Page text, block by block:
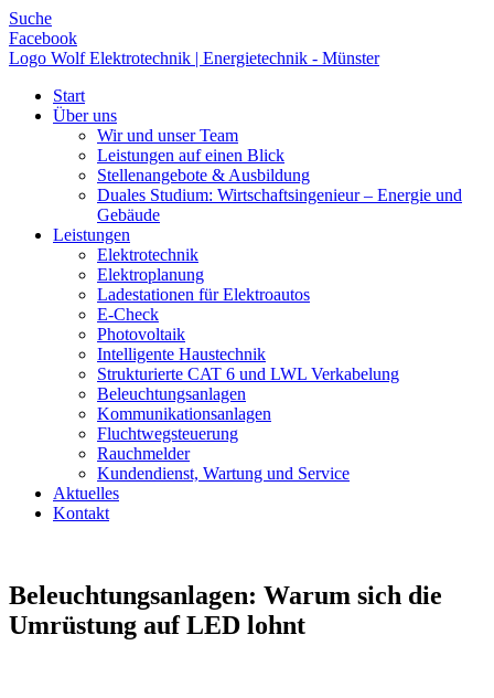
Suche
Facebook
Logo Wolf Elektrotechnik | Energietechnik - Münster
Start
Über uns
Wir und unser Team
Leistungen auf einen Blick
Stellenangebote & Ausbildung
Duales Studium: Wirtschaftsingenieur – Energie und
Gebäude
Leistungen
Elektrotechnik
Elektroplanung
Ladestationen für Elektroautos
E-Check
Photovoltaik
Intelligente Haustechnik
Strukturierte CAT 6 und LWL Verkabelung
Beleuchtungsanlagen
Kommunikationsanlagen
Fluchtwegsteuerung
Rauchmelder
Kundendienst, Wartung und Service
Aktuelles
Kontakt
Beleuchtungsanlagen: Warum sich die
Umrüstung auf LED lohnt